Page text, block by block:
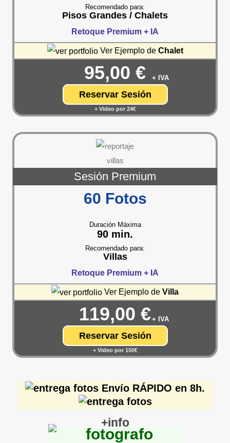
Recomendado para:
Pisos Grandes / Chalets
Retoque Premium + IA
Ver Ejemplo de Chalet
95,00 € + IVA
Reservar Sesión
+ Video por 24€
Sesión Premium
60 Fotos
Duración Máxima
90 min.
Recomendado para:
Villas
Retoque Premium + IA
Ver Ejemplo de Villa
119,00 €+ IVA
Reservar Sesión
+ Video por 150€
Envío RÁPIDO en 8h.
+info